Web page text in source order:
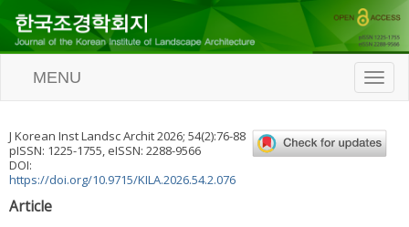
T
o
l
e
MENU
J Korean Inst Landsc Archit2026; 54(2):76-88
pISSN: 1225-1755, eISSN: 2288-9566
DOI:
https://doi.org/10.9715/KILA.2026.54.2.076
Article